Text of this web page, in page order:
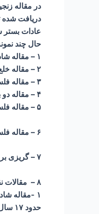
در مقاله
دریافت شده
عادات بستر
حال چند
۱ – مقاله شادی
۲ – مقاله خلع ید
۳ – مقاله فلسفه بسم الله الرحمن الرحیم
۴ – مقاله دو بال پرواز
۵ – مقاله فلسفه تسبیح حضرت زهرا س
۶ – مقاله فلسفه ذکر صلوات بعنوان برترین ذکر
۷ – گریزی بر منیت
۸ – مقالات نقل کرامات و معجزات واقعی از زبان خادمان با ذکر نام و تلفن تماس ایشان و تاثیر آن بر اصلاح باورها و رفتارها ،
۱ -مقاله شادی؛